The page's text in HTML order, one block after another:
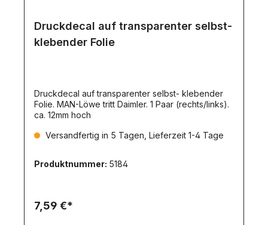
Druckdecal auf transparenter selbst-
klebender Folie
Druckdecal auf transparenter selbst- klebender
Folie. MAN-Löwe tritt Daimler. 1 Paar (rechts/links).
ca. 12mm hoch
Versandfertig in 5 Tagen, Lieferzeit 1-4 Tage
Produktnummer: 5184
7,59 €*